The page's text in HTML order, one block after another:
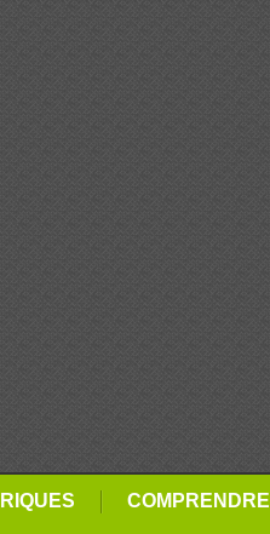
COMPRENDRE